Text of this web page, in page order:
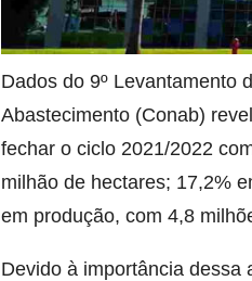
Dados do 9º Levantamento
Abastecimento (Conab)
fechar o ciclo 2021/2022
milhão de hectares; 17,2%
em produção, com 4,8
Devido à importância dessa